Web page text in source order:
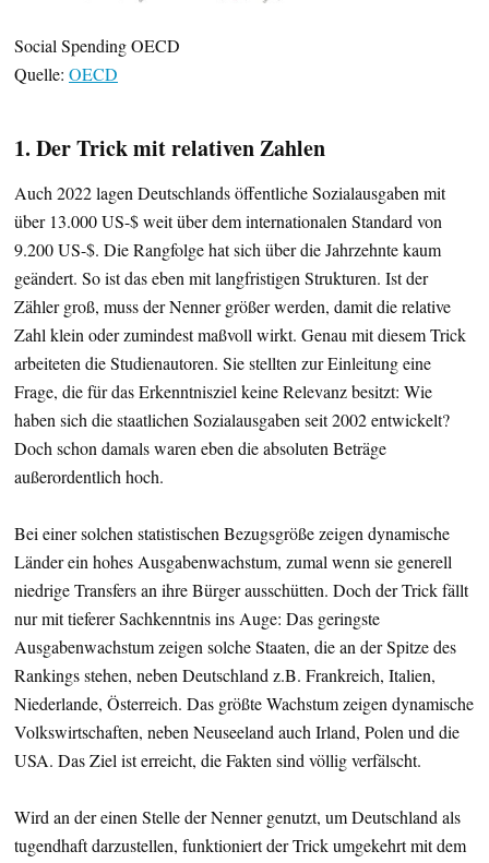
Social Spending OECD
Quelle: OECD
1. Der Trick mit relativen Zahlen
Auch 2022 lagen Deutschlands öffentliche Sozialausgaben mit
über 13.000 US-$ weit über dem internationalen Standard von
9.200 US-$. Die Rangfolge hat sich über die Jahrzehnte kaum
geändert. So ist das eben mit langfristigen Strukturen. Ist der
Zähler groß, muss der Nenner größer werden, damit die relative
Zahl klein oder zumindest maßvoll wirkt. Genau mit diesem Trick
arbeiteten die Studienautoren. Sie stellten zur Einleitung eine
Frage, die für das Erkenntnisziel keine Relevanz besitzt: Wie
haben sich die staatlichen Sozialausgaben seit 2002 entwickelt?
Doch schon damals waren eben die absoluten Beträge
außerordentlich hoch.
Bei einer solchen statistischen Bezugsgröße zeigen dynamische
Länder ein hohes Ausgabenwachstum, zumal wenn sie generell
niedrige Transfers an ihre Bürger ausschütten. Doch der Trick fällt
nur mit tieferer Sachkenntnis ins Auge: Das geringste
Ausgabenwachstum zeigen solche Staaten, die an der Spitze des
Rankings stehen, neben Deutschland z.B. Frankreich, Italien,
Niederlande, Österreich. Das größte Wachstum zeigen dynamische
Volkswirtschaften, neben Neuseeland auch Irland, Polen und die
USA. Das Ziel ist erreicht, die Fakten sind völlig verfälscht.
Wird an der einen Stelle der Nenner genutzt, um Deutschland als
tugendhaft darzustellen, funktioniert der Trick umgekehrt mit dem